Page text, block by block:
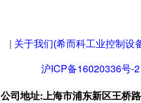
关于我们(希而科工业控制设
沪ICP备16020336号-2
公司地址:上海市浦东新区王桥